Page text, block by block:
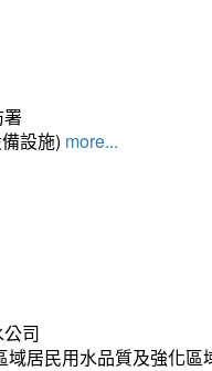
設施) more...
司
域居民用水品質及強化